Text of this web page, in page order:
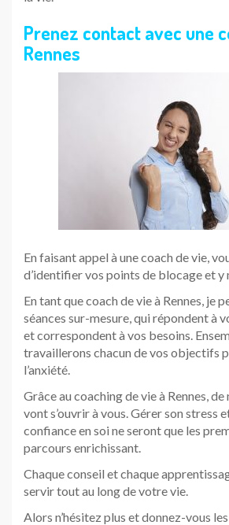
Prenez contact avec une
Rennes
En faisant appel à une coach de vie,
d’identifier vos points de blocage et y
En tant que coach de vie à Rennes, je
séances sur-mesure, qui répondent à
et correspondent à vos besoins.
travaillerons chacun de vos objectifs
l’anxiété.
Grâce au coaching de vie à Rennes,
vont s’ouvrir à vous. Gérer son stress
confiance en soi ne seront que les
parcours enrichissant.
Chaque conseil et chaque
servir tout au long de votre vie.
Alors n’hésitez plus et donnez-vous